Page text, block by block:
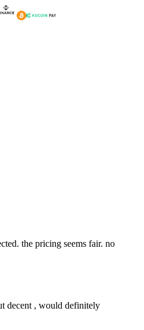
the pricing seems fair. no
decent , would definitely